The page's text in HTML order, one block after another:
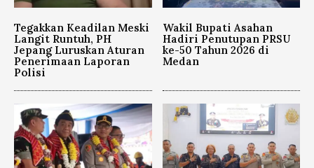
Tegakkan Keadilan Meski
Langit Runtuh, PH
Jepang Luruskan Aturan
Penerimaan Laporan
Polisi
Wakil Bupati Asahan
Hadiri Penutupan PRSU
ke-50 Tahun 2026 di
Medan